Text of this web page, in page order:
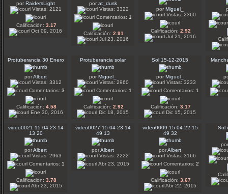
por RaidersLight
Vistas: 2121
Calificación: 3.17
Oct 09, 2016
por at_dusk
Vistas: 3322
Comentarios: 1
Calificación: 2.91
Jul 23, 2016
por Miguel_
Vistas: 2360
Calificación: 2.92
Jul 21, 2016
Protuberancia 30 Enero
porAlbert
Vistas: 3312
Comentarios: 3
Calificación: 4.58
Ene 30, 2016
Protuberancia solar
por Miguel_
Vistas: 2960
Comentarios: 1
Calificación: 2.92
Dic 18, 2015
Sol 15-12-2015
por Miguel_
Vistas: 3233
Comentarios: 1
Calificación: 3.17
Dic 15, 2015
video0021 15 04 23 14
13 20
porAlbert
Vistas: 2963
Comentarios: 1
Calificación: 3.78
Abr 23, 2015
video0027 15 04 23 14
49 13
porAlbert
Vistas: 2222
Abr 23, 2015
video0009 15 04 22 15
49 32
porAlbert
Vistas: 3166
Comentarios: 2
Calificación: 3.67
Abr 22, 2015
Sol